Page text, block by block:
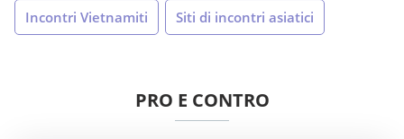
Incontri Vietnamiti Siti di incontri asiatici
PRO E CONTRO